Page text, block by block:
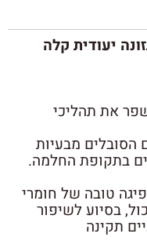
יעודית קלה
את תהליכי
הסובלים מבעיות
בתקופת החלמה.
טובה של חומרי
בסיוע לשיפור
תקינה